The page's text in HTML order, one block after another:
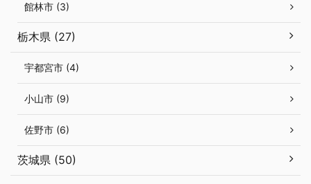
館林市 (3)
栃木県 (27)
宇都宮市 (4)
小山市 (9)
佐野市 (6)
茨城県 (50)